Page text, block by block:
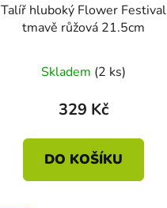
Talíř hluboký Flower Festival
tmavě růžová 21.5cm
Skladem (2 ks)
329 Kč
DO KOŠÍKU